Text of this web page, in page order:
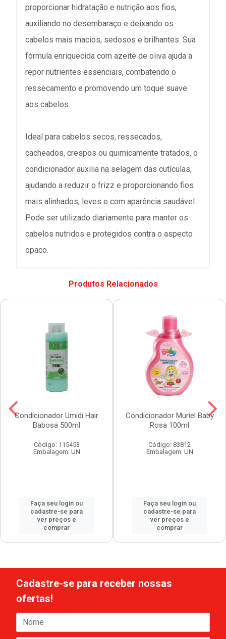
proporcionar hidratação e nutrição aos fios,
auxiliando no desembaraço e deixando os
cabelos mais macios, sedosos e brilhantes. Sua
fórmula enriquecida com azeite de oliva ajuda a
repor nutrientes essenciais, combatendo o
ressecamento e promovendo um toque suave
aos cabelos.
Ideal para cabelos secos, ressecados,
cacheados, crespos ou quimicamente tratados, o
condicionador auxilia na selagem das cutículas,
ajudando a reduzir o frizz e proporcionando fios
mais alinhados, leves e com aparência saudável.
Pode ser utilizado diariamente para manter os
cabelos nutridos e protegidos contra o aspecto
opaco.
Produtos Relacionados
Condicionador Umidi Hair
Babosa 500ml
Código: 115453
Embalagem: UN
Faça seu login ou
cadastre-se para
ver preços e
comprar
Condicionador Muriel Baby
Rosa 100ml
Código: 83812
Embalagem: UN
Faça seu login ou
cadastre-se para
ver preços e
comprar
Cadastre-se para receber nossas
ofertas!